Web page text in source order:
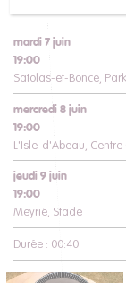
mardi 7 juin
19:00
Satolas-et-Bonce,
mercredi 8 juin
19:00
L'Isle-d'Abeau, Centre
jeudi 9 juin
19:00
Meyrié, Stade
Durée : 00:40